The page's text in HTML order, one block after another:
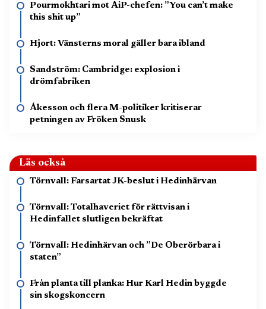
Pourmokhtari mot AiP-chefen: ”You can’t make
this shit up”
Hjort: Vänsterns moral gäller bara ibland
Sandström: Cambridge: explosion i
drömfabriken
Åkesson och flera M-politiker kritiserar
petningen av Fröken Snusk
Läs också
Törnvall: Farsartat JK-beslut i Hedinhärvan
Törnvall: Totalhaveriet för rättvisan i
Hedinfallet slutligen bekräftat
Törnvall: Hedinhärvan och ”De Oberörbara i
staten”
Från planta till planka: Hur Karl Hedin byggde
sin skogskoncern